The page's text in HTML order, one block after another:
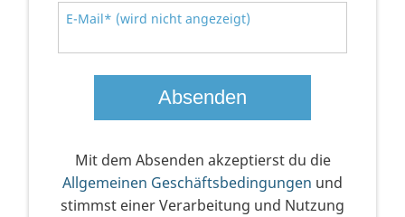
E-Mail* (wird nicht angezeigt)
Mit dem Absenden akzeptierst du die
Allgemeinen Geschäftsbedingungen und
stimmst einer Verarbeitung und Nutzung